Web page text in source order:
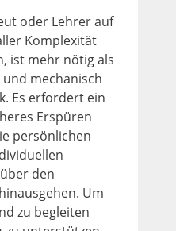
oder Lehrer auf
Komplexität
ist mehr nötig als
mechanisch
Es erfordert ein
Erspüren
persönlichen
den
Um
zu begleiten